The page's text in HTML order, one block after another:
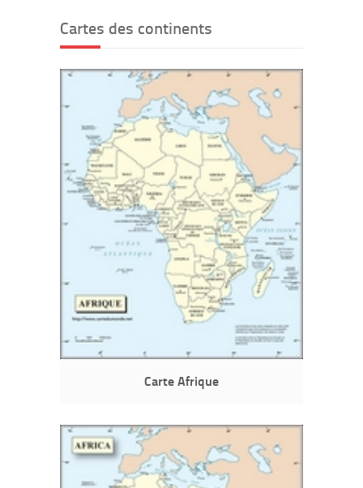
Cartes des continents
Carte Afrique